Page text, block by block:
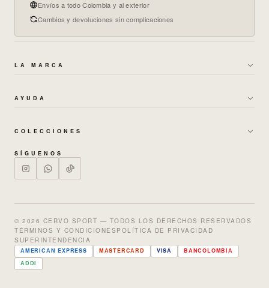
Envíos a todo Colombia y al exterior
Cambios y devoluciones sin complicaciones
LA MARCA
GARANTÍAS Y CAMBIOS →
TRABAJA CON NOSOTROS
AYUDA
CAMBIOS Y DEVOLUCIONES →
PREGUNTAS FRECUENTES
NUESTRAS TIENDAS
GUÍA DE TALLAS →
COLECCIONES
HOMBRE
SALE % OFF
SÍGUENOS
© 2026 CERVO SPORT — TODOS LOS DERECHOS RESERVADOS
TÉRMINOS Y CONDICIONES POLÍTICA DE PRIVACIDAD
SUPERINTENDENCIA
AMERICAN EXPRESS MASTERCARD VISA
BANCOLOMBIA
ADDI